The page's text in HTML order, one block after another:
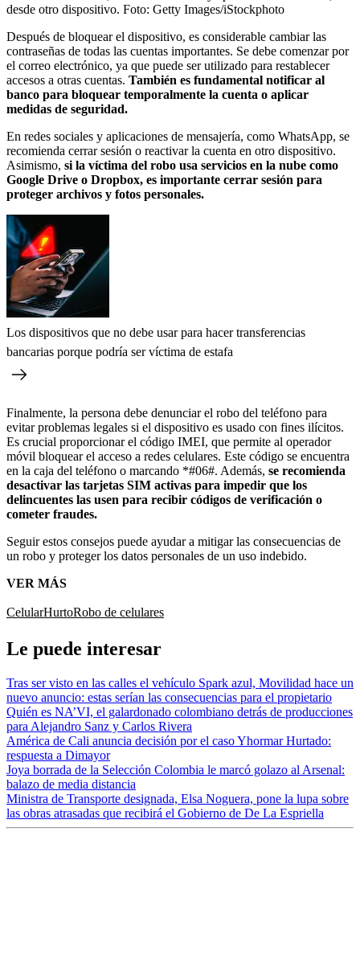
desde otro dispositivo. Foto: Getty Images/iStockphoto
Después de bloquear el dispositivo, es considerable cambiar las
contraseñas de todas las cuentas importantes. Se debe comenzar por
el correo electrónico, ya que puede ser utilizado para restablecer
accesos a otras cuentas. También es fundamental notificar al
banco para bloquear temporalmente la cuenta o aplicar
medidas de seguridad.
En redes sociales y aplicaciones de mensajería, como WhatsApp, se
recomienda cerrar sesión o reactivar la cuenta en otro dispositivo.
Asimismo, si la víctima del robo usa servicios en la nube como
Google Drive o Dropbox, es importante cerrar sesión para
proteger archivos y fotos personales.
Los dispositivos que no debe usar para hacer transferencias
bancarias porque podría ser víctima de estafa
Finalmente, la persona debe denunciar el robo del teléfono para
evitar problemas legales si el dispositivo es usado con fines ilícitos.
Es crucial proporcionar el código IMEI, que permite al operador
móvil bloquear el acceso a redes celulares. Este código se encuentra
en la caja del teléfono o marcando *#06#. Además, se recomienda
desactivar las tarjetas SIM activas para impedir que los
delincuentes las usen para recibir códigos de verificación o
cometer fraudes.
Seguir estos consejos puede ayudar a mitigar las consecuencias de
un robo y proteger los datos personales de un uso indebido.
VER MÁS
CelularHurtoRobo de celulares
Le puede interesar
Tras ser visto en las calles el vehículo Spark azul, Movilidad hace un
nuevo anuncio: estas serían las consecuencias para el propietario
Quién es NA’VI, el galardonado colombiano detrás de producciones
para Alejandro Sanz y Carlos Rivera
América de Cali anuncia decisión por el caso Yhormar Hurtado:
respuesta a Dimayor
Joya borrada de la Selección Colombia le marcó golazo al Arsenal:
balazo de media distancia
Ministra de Transporte designada, Elsa Noguera, pone la lupa sobre
las obras atrasadas que recibirá el Gobierno de De La Espriella